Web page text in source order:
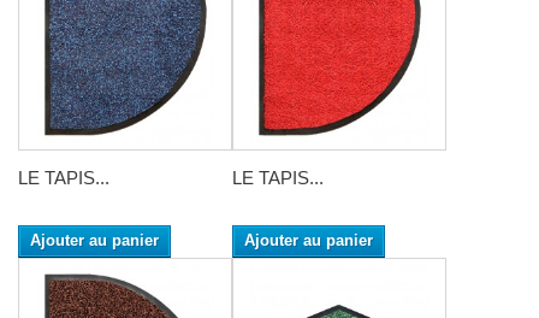
LE TAPIS...
Ajouter au panier
LE TAPIS...
Ajouter au panier